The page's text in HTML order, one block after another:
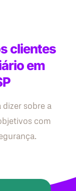
clientes
em
sobre a
com